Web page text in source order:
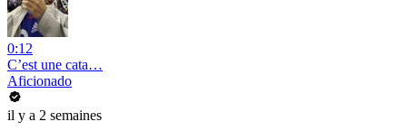
0:12
C’est une cata…
Aficionado
il y a 2 semaines